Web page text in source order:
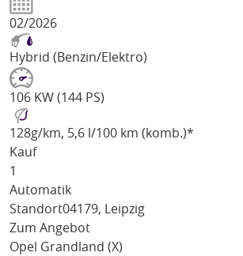
02/2026
Hybrid (Benzin/Elektro)
106 KW (144 PS)
128g/km, 5,6 l/100 km (komb.)*
Kauf
1
Automatik
Standort04179, Leipzig
Zum Angebot
Opel Grandland (X)